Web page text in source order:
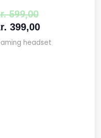
599,00
399,00
headset